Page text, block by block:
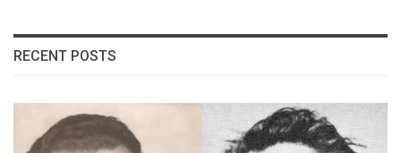
RECENT POSTS